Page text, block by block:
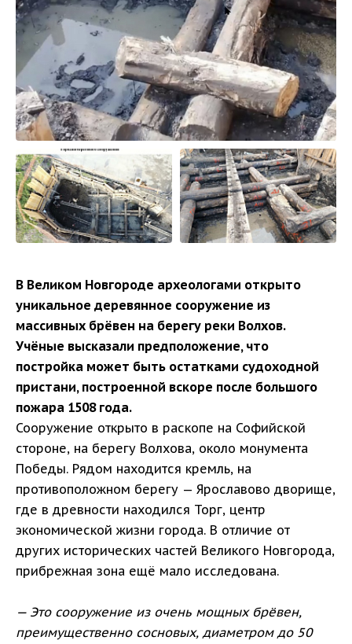
В Великом Новгороде археологами открыто
уникальное деревянное сооружение из
массивных брёвен на берегу реки Волхов.
Учёные высказали предположение, что
постройка может быть остатками судоходной
пристани, построенной вскоре после большого
пожара 1508 года.
Сооружение открыто в раскопе на Софийской
стороне, на берегу Волхова, около монумента
Победы. Рядом находится кремль, на
противоположном берегу — Ярославово дворище,
где в древности находился Торг, центр
экономической жизни города. В отличие от
других исторических частей Великого Новгорода,
прибрежная зона ещё мало исследована.
— Это сооружение из очень мощных брёвен,
преимущественно сосновых, диаметром до 50